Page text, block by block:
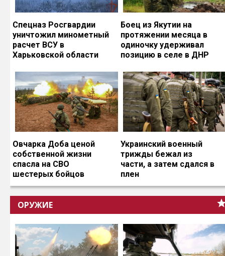
Спецназ Росгвардии
уничтожил минометный
расчет ВСУ в
Харьковской области
Боец из Якутии на
протяжении месяца в
одиночку удерживал
позицию в селе в ДНР
Овчарка Доба ценой
собственной жизни
спасла на СВО
шестерых бойцов
Украинский военный
трижды бежал из
части, а затем сдался в
плен
ОРУЖИЕ